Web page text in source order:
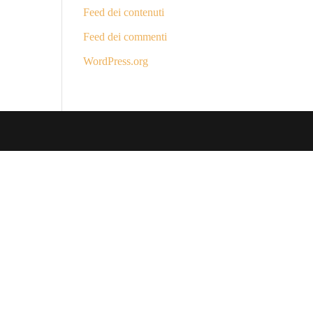
Feed dei contenuti
Feed dei commenti
WordPress.org